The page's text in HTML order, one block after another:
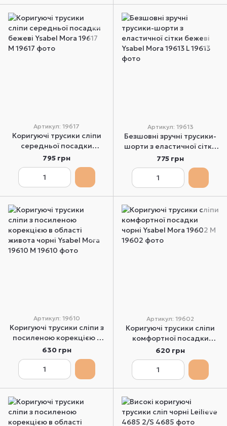
Артикул: 19617
Коригуючі трусики сліпи
середньої посадки
бежеві Ysabel Mora 19617
M
795 грн
Артикул: 19613
Безшовні зручні трусики-
шорти з еластичної сітки
бежеві Ysabel Mora 19613 L
775 грн
Артикул: 19610
Коригуючі трусики сліпи з
посиленою корекцією в
області живота чорні
Ysabel Mora 19610 M
630 грн
Артикул: 19602
Коригуючі трусики сліпи
комфортної посадки
чорні Ysabel Mora 19602 M
620 грн